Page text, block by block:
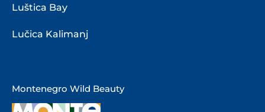
Luštica Bay
Lučica Kalimanj
Montenegro Wild Beauty